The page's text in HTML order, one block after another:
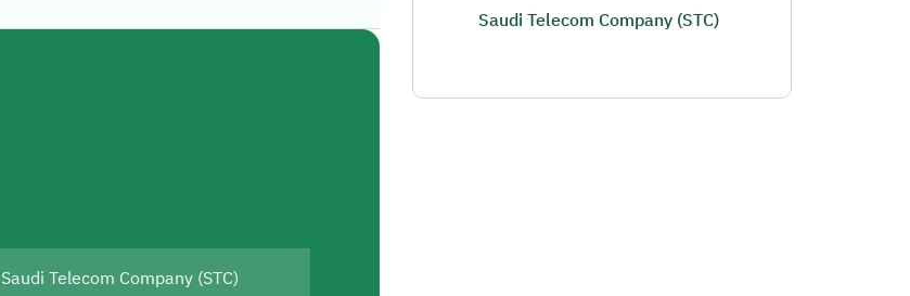
Saudi Telecom Company (STC)
Saudi Telecom Company (STC)